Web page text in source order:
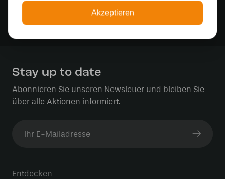
Sichere Online-Zahlung
Sichere Zahlung im Anschluss mit Klarna
Stay up to date
Abonnieren Sie unseren Newsletter und bleiben Sie
über alle Aktionen informiert.
Entdecken
Akzeptieren